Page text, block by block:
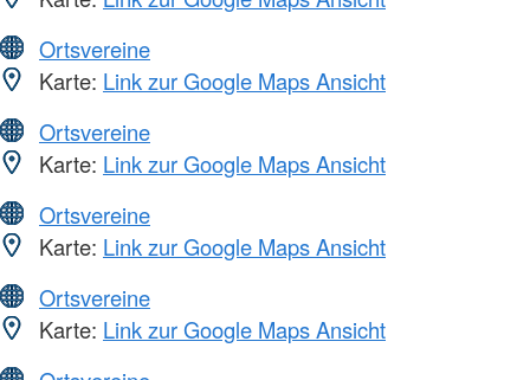
Ortsvereine
Karte: Link zur Google Maps Ansicht
Ortsvereine
Karte: Link zur Google Maps Ansicht
Ortsvereine
Karte: Link zur Google Maps Ansicht
Ortsvereine
Karte: Link zur Google Maps Ansicht